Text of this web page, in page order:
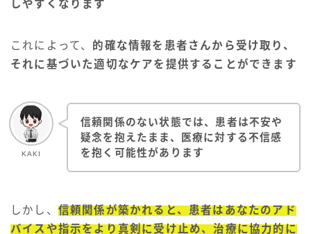
しやすくなります
これによって、 的確な情報を患者さんから受け取り、
それに基づいた適切なケアを提供することができます
KAKI
信頼関係のない状態では、患者は不安や
疑念を抱えたまま、医療に対する不信感
を抱く可能性があります
しかし、 信頼関係が築かれると、患者はあなたのアド
バイスや指示をより真剣に受け止め、治療に協力的に